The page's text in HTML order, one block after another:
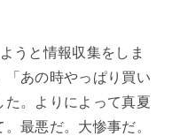
うと情報収集をしま
「あの時やっぱり買い
た。よりによって真夏
最悪だ。大惨事だ。